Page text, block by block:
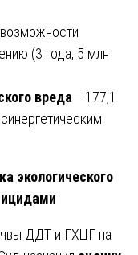
(3 года, 5 млн
вреда— 177,1
экологического
ДДТ и ГХЦГ на